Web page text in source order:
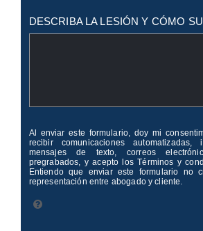
DESCRIBA LA LESIÓN Y CÓMO
Al enviar este formulario, doy mi
recibir comunicaciones automatizadas,
mensajes de texto, correos
pregrabados, y acepto los Términos y
Entiendo que enviar este formulario no
representación entre abogado y cliente.